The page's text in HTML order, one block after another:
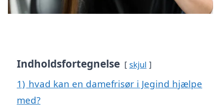
Indholdsfortegnelse skjul
1) hvad kan en damefrisør i Jegind hjælpe
med?